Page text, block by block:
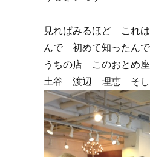
見ればみるほど これ
んで 初めて知ったん
うちの店 このおとめ
土谷 渡辺 理恵 そ